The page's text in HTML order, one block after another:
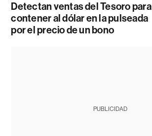
Detectan ventas del Tesoro para
contener al dólar en la pulseada
por el precio de un bono
PUBLICIDAD